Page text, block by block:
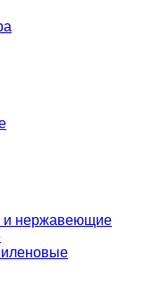
и нержавеющие